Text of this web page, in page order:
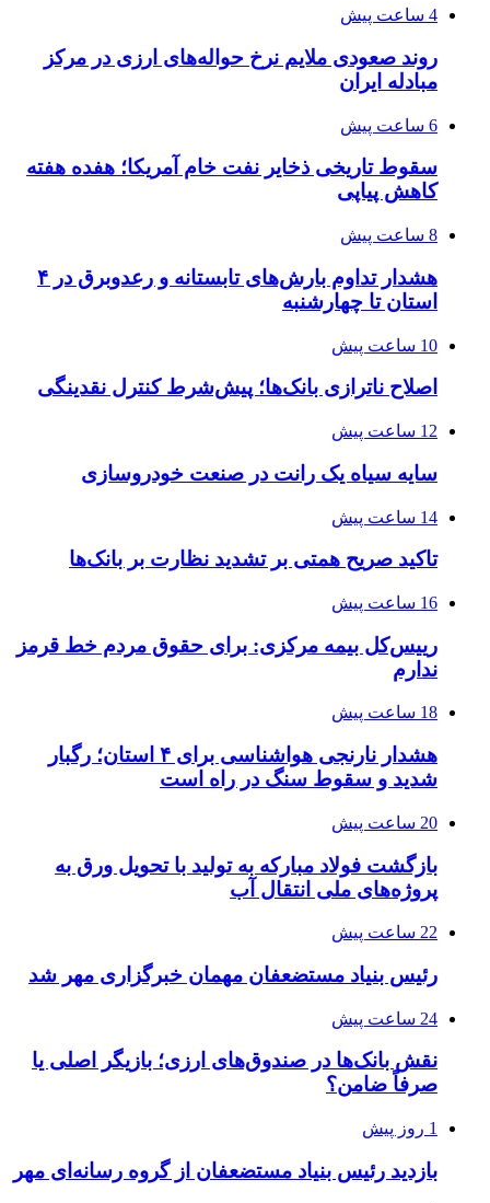
4 ساعت پیش
روند صعودی ملایم نرخ حواله‌های ارزی در مرکز
مبادله ایران
6 ساعت پیش
سقوط تاریخی ذخایر نفت خام آمریکا؛ هفده هفته
کاهش پیاپی
8 ساعت پیش
هشدار تداوم بارش‌های تابستانه و رعدوبرق در ۴
استان تا چهارشنبه
10 ساعت پیش
اصلاح ناترازی بانک‌ها؛ پیش‌شرط کنترل نقدینگی
12 ساعت پیش
سایه سیاه یک رانت در صنعت خودروسازی
14 ساعت پیش
تاکید صریح همتی بر تشدید نظارت بر بانک‌ها
16 ساعت پیش
رییس‌کل بیمه مرکزی: برای حقوق مردم خط قرمز
ندارم
18 ساعت پیش
هشدار نارنجی هواشناسی برای ۴ استان؛ رگبار
شدید و سقوط سنگ در راه است
20 ساعت پیش
بازگشت فولاد مبارکه به تولید با تحویل ورق به
پروژه‌های ملی انتقال آب
22 ساعت پیش
رئیس بنیاد مستضعفان مهمان خبرگزاری مهر شد
24 ساعت پیش
نقش بانک‌ها در صندوق‌های ارزی؛ بازیگر اصلی یا
صرفاً ضامن؟
1 روز پیش
بازدید رئیس بنیاد مستضعفان از گروه رسانه‌ای مهر